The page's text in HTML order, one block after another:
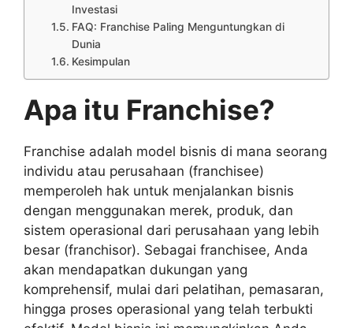
Investasi
FAQ: Franchise Paling Menguntungkan di
Dunia
Kesimpulan
Apa itu Franchise?
Franchise adalah model bisnis di mana seorang
individu atau perusahaan (franchisee)
memperoleh hak untuk menjalankan bisnis
dengan menggunakan merek, produk, dan
sistem operasional dari perusahaan yang lebih
besar (franchisor). Sebagai franchisee, Anda
akan mendapatkan dukungan yang
komprehensif, mulai dari pelatihan, pemasaran,
hingga proses operasional yang telah terbukti